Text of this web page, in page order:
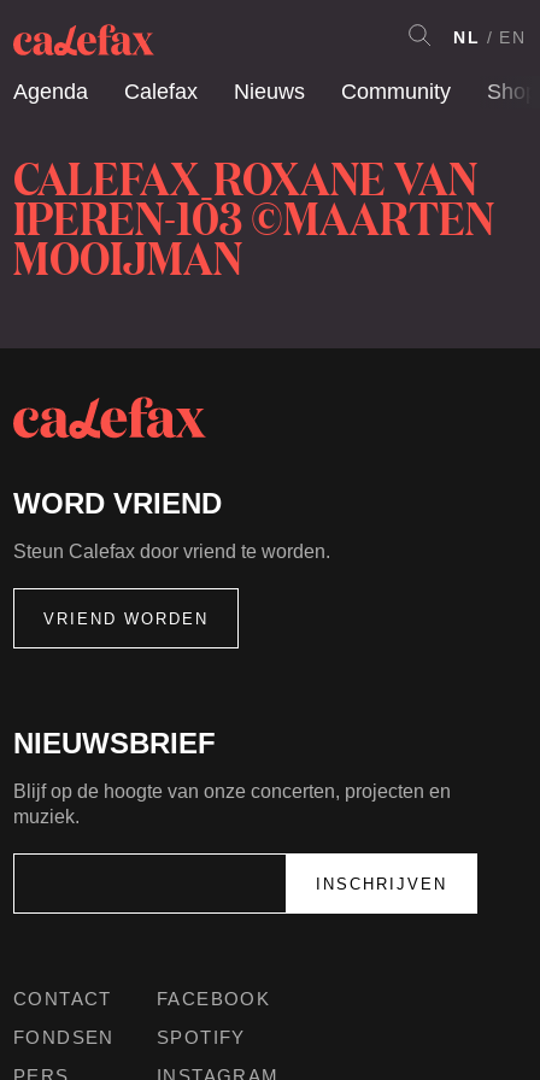
Agenda Calefax Nieuws Community Shop
NL EN
CALEFAX_ROXANE VAN
IPEREN-103 ©MAARTEN
MOOIJMAN
CONTACT
FONDSEN
PERS
FACEBOOK
SPOTIFY
INSTAGRAM
NIEUWSBRIEF
Blijf op de hoogte van onze concerten, projecten en
muziek.
WORD VRIEND
Steun Calefax door vriend te worden.
VRIEND WORDEN